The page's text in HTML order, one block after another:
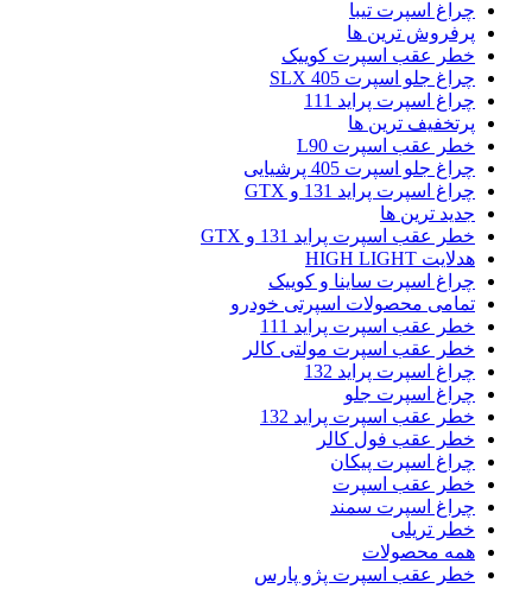
چراغ اسپرت تیبا
پرفروش ترین ها
خطر عقب اسپرت کوییک
چراغ جلو اسپرت 405 SLX
چراغ اسپرت پراید 111
پرتخفیف ترین ها
خطر عقب اسپرت L90
چراغ جلو اسپرت 405 پرشیایی
چراغ اسپرت پراید 131 و GTX
جدید ترین ها
خطر عقب اسپرت پراید 131 و GTX
هدلایت HIGH LIGHT
چراغ اسپرت ساینا و کوییک
تمامی محصولات اسپرتی خودرو
خطر عقب اسپرت پراید 111
خطر عقب اسپرت مولتی کالر
چراغ اسپرت پراید 132
چراغ اسپرت جلو
خطر عقب اسپرت پراید 132
خطر عقب فول کالر
چراغ اسپرت پیکان
خطر عقب اسپرت
چراغ اسپرت سمند
خطر تریلی
همه محصولات
خطر عقب اسپرت پژو پارس